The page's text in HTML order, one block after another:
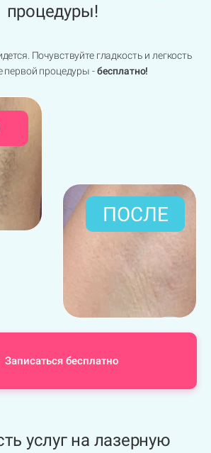
процедуры!
Почувствуйте гладкость и легкость
первой процедуры -бесплатно!
ПОСЛЕ
Записаться бесплатно
услуг на лазерную